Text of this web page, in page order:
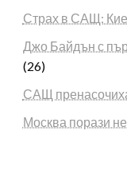
Страх в САЩ:
Джо Байдън с
(26)
САЩ
Москва порази